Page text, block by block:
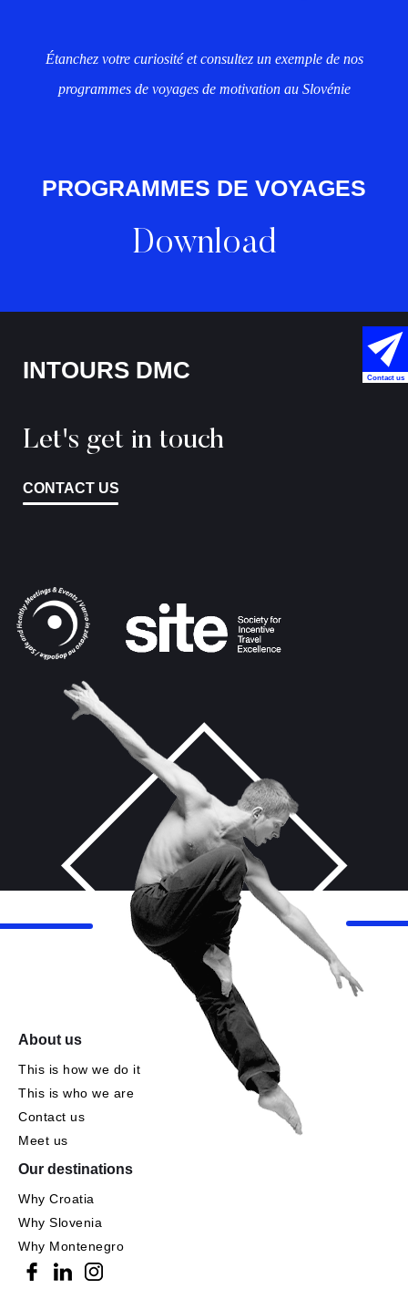
Étanchez votre curiosité et consultez un exemple de nos
programmes de voyages de motivation au Slovénie
PROGRAMMES DE VOYAGES
Download
INTOURS DMC
Let's get in touch
CONTACT US
About us
This is how we do it
This is who we are
Contact us
Meet us
Our destinations
Why Croatia
Why Slovenia
Why Montenegro
Contact us